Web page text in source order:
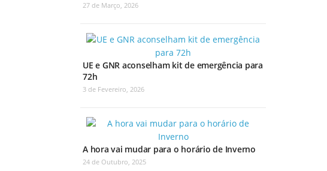
27 de Março, 2026
UE e GNR aconselham kit de emergência para
72h
3 de Fevereiro, 2026
A hora vai mudar para o horário de Inverno
24 de Outubro, 2025